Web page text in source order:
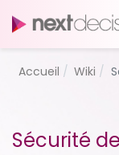
Accueil Wiki
Sécurité